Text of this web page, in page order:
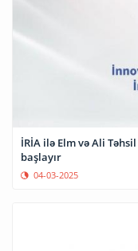
İRİA ilə Elm və Ali
başlayır
04-03-2025